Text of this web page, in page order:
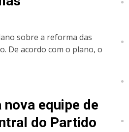
sobre a reforma das
De acordo com o plano, o
equipe de
do Partido